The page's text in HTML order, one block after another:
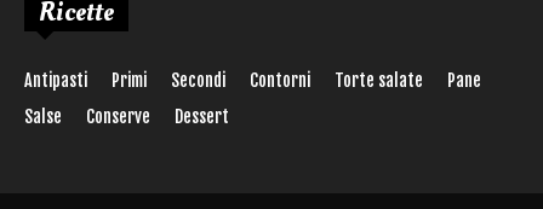
Ricette
Antipasti Primi Secondi Contorni Torte salate
Pane
Salse
Conserve Dessert